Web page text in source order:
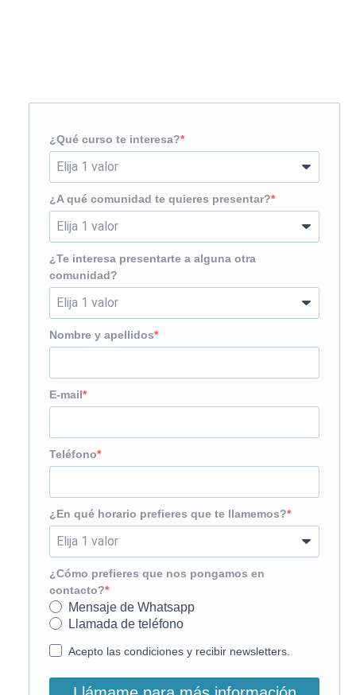
¿Qué curso te interesa?
¿A qué comunidad te quieres presentar?
¿Te interesa presentarte a alguna otra
comunidad?
Nombre y apellidos
E-mail
Teléfono
¿En qué horario prefieres que te llamemos?
¿Cómo prefieres que nos pongamos en
contacto?
Mensaje de Whatsapp
Llamada de teléfono
Acepto las condiciones y recibir newsletters.